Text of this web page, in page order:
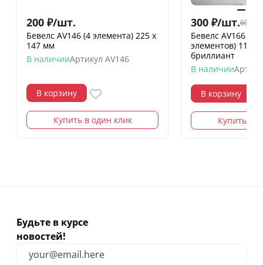
200 ₽/шт.
Бевелс AV146 (4 элемента) 225 х
147 мм
В наличииАртикул AV146
В корзину
Купить в один клик
300 ₽/шт.600
Бевелс AV166
элементов) 112
бриллиант
В наличии
В корзину
Купить в
Будьте в курсе
новостей!